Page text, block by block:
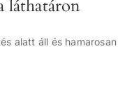
láthatáron
alatt áll és hamarosan